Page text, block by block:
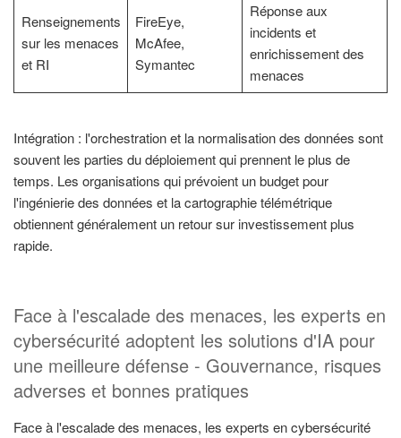
Renseignements
sur les menaces
et RI
FireEye,
McAfee,
Symantec
Réponse aux
incidents et
enrichissement des
menaces
Intégration : l'orchestration et la normalisation des données sont
souvent les parties du déploiement qui prennent le plus de
temps. Les organisations qui prévoient un budget pour
l'ingénierie des données et la cartographie télémétrique
obtiennent généralement un retour sur investissement plus
rapide.
Face à l'escalade des menaces, les experts en
cybersécurité adoptent les solutions d'IA pour
une meilleure défense - Gouvernance, risques
adverses et bonnes pratiques
Face à l'escalade des menaces, les experts en cybersécurité